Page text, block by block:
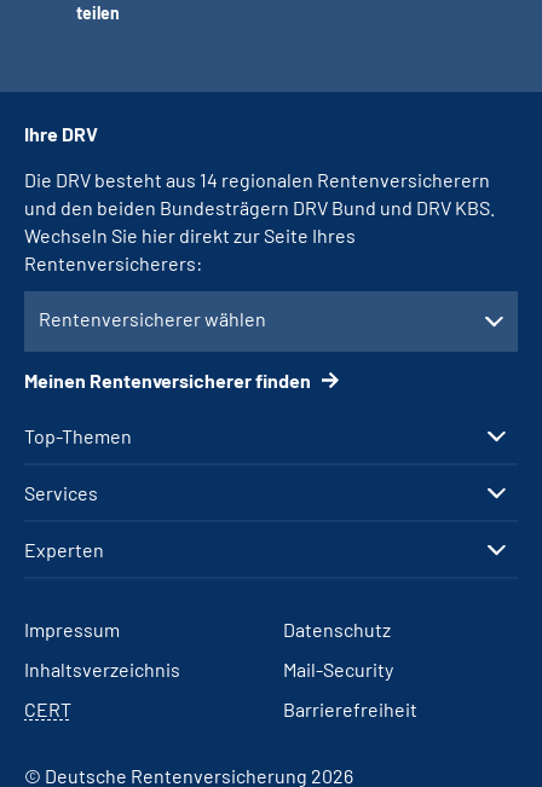
teilen
Top-Themen
Services
Experten
Ihre DRV
Die DRV besteht aus 14 regionalen Rentenversicherern
und den beiden Bundesträgern DRV Bund und DRV KBS.
Wechseln Sie hier direkt zur Seite Ihres
Rentenversicherers:
Rentenversicherer wählen
Meinen Rentenversicherer finden
Impressum
Datenschutz
Inhaltsverzeichnis
Mail-Security
CERT
Barrierefreiheit
© Deutsche Rentenversicherung 2026